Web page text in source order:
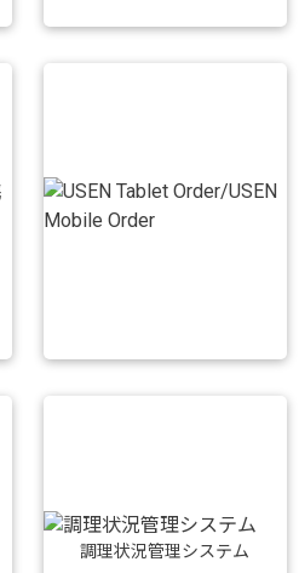
調理状況管理システム